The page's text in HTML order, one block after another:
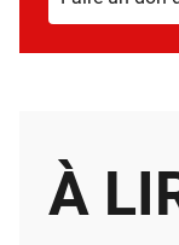
À